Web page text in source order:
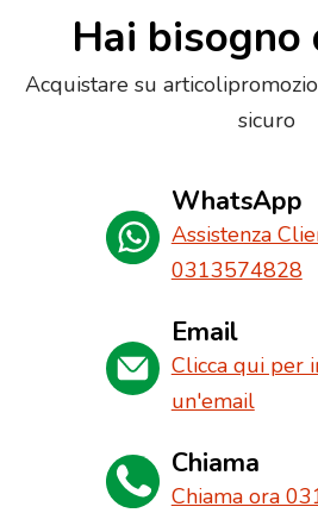
Hai bisogno
Acquistare su
sicuro
WhatsApp
Assistenza
0313574828
Email
Clicca qui per
un'email
Chiama
Chiama ora